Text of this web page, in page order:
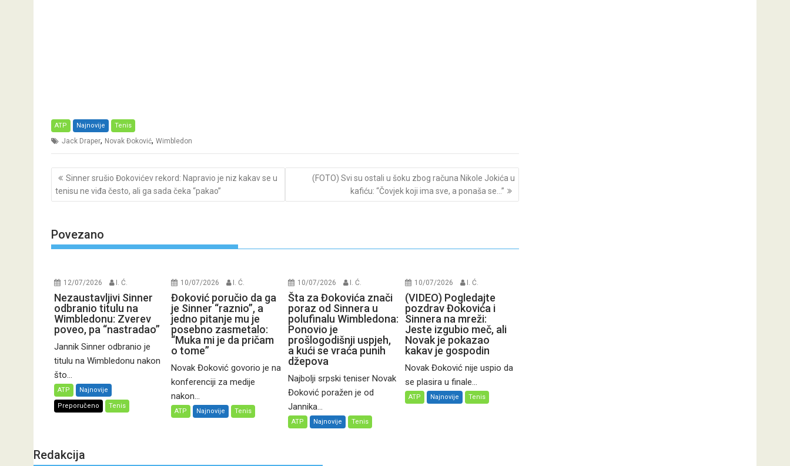
ATP Najnovije Tenis
Jack Draper, Novak Đoković, Wimbledon
Post
navigation
Sinner srušio Đokovićev rekord: Napravio je niz kakav se u
tenisu ne viđa često, ali ga sada čeka “pakao”
(FOTO) Svi su ostali u šoku zbog računa Nikole Jokića u
kafiću: “Čovjek koji ima sve, a ponaša se…”
Povezano
12/07/2026 I. Ć.
Nezaustavljivi Sinner
odbranio titulu na
Wimbledonu: Zverev
poveo, pa “nastradao”
Jannik Sinner odbranio je
titulu na Wimbledonu nakon
što...
ATP Najnovije
Preporučeno Tenis
10/07/2026 I. Ć.
Đoković poručio da ga
je Sinner “raznio”, a
jedno pitanje mu je
posebno zasmetalo:
“Muka mi je da pričam
o tome”
Novak Đoković govorio je na
konferenciji za medije
nakon...
ATP Najnovije Tenis
10/07/2026 I. Ć.
Šta za Đokovića znači
poraz od Sinnera u
polufinalu Wimbledona:
Ponovio je
prošlogodišnji uspjeh,
a kući se vraća punih
džepova
Najbolji srpski teniser Novak
Đoković poražen je od
Jannika...
ATP Najnovije Tenis
10/07/2026 I. Ć.
(VIDEO) Pogledajte
pozdrav Đokovića i
Sinnera na mreži:
Jeste izgubio meč, ali
Novak je pokazao
kakav je gospodin
Novak Đoković nije uspio da
se plasira u finale...
ATP Najnovije Tenis
Redakcija